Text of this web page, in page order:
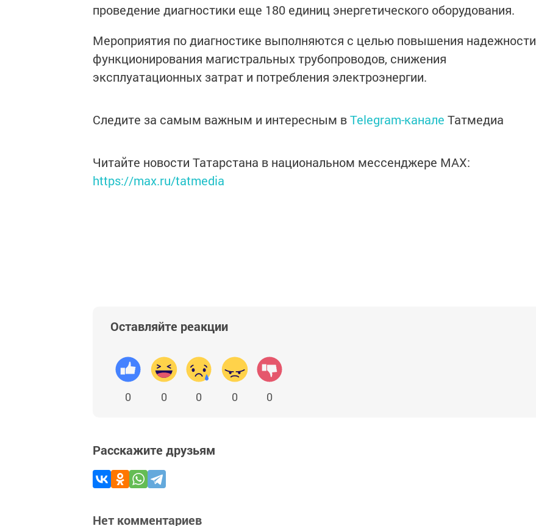
проведение диагностики еще 180 единиц энергетического оборудования.
Мероприятия по диагностике выполняются с целью повышения надежности
функционирования магистральных трубопроводов, снижения
эксплуатационных затрат и потребления электроэнергии.
Следите за самым важным и интересным вTelegram-канале Татмедиа
Читайте новости Татарстана в национальном мессенджере MАХ:
https://max.ru/tatmedia
Оставляйте реакции
0 0 0 0 0
Расскажите друзьям
Нет комментариев